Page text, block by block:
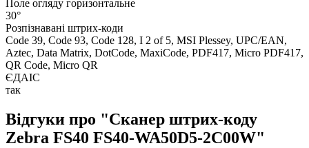
Поле огляду горизонтальне
30°
Розпізнавані штрих-коди
Code 39, Code 93, Code 128, I 2 of 5, MSI Plessey, UPC/EAN,
Aztec, Data Matrix, DotCode, MaxiCode, PDF417, Micro PDF417,
QR Code, Micro QR
ЄДАІС
так
Відгуки про "Сканер штрих-коду
Zebra FS40 FS40-WA50D5-2C00W"